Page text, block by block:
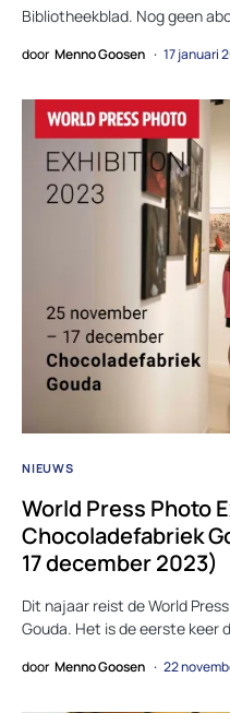
Bibliotheekblad. Nog geen
door Menno Goosen 17 januari
NIEUWS
World Press Photo
Chocoladefabriek
17 december 2023)
Dit najaar reist de World
Gouda. Het is de eerste keer
door Menno Goosen 22